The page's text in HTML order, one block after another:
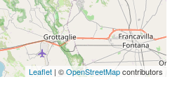
Leaflet | ©OpenStreetMapcontributors